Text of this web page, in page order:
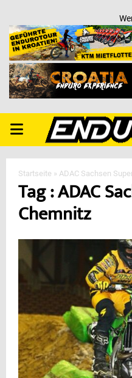
PRIMARY
MENU
Startseite » ADAC Sachsen
Tag : ADAC
Chemnitz